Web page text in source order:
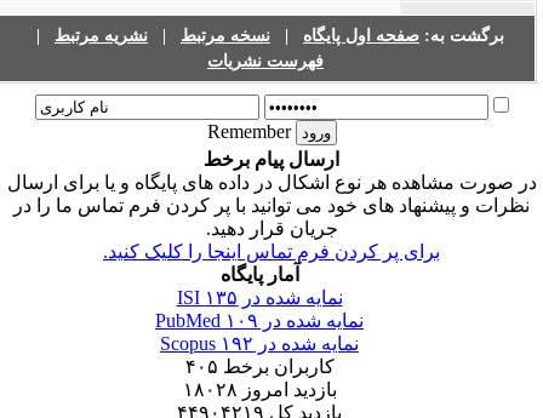
برگشت به:صفحه اول پایگاه| نسخه مرتبط| نشریه مرتبط|
فهرست نشریات
Remember
ارسال پیام برخط
صورت مشاهده هر نوع اشکال در داده های پایگاه و یا برای ارسال
نظرات و پیشنهاد های خود می توانید با پر کردن فرم تماس ما را در
جریان قرار دهید.
برای پر کردن فرم تماس اینجا را کلیک کنید.
آمار پایگاه
نمایه شده در ISI۱۳۵
نمایه شده در PubMed۱۰۹
نمایه شده در Scopus۱۹۲
کاربران برخط۴۰۵
بازدید امروز۱۸۰۲۸
بازدید کل ۴۴۹۰۴۲۱۹